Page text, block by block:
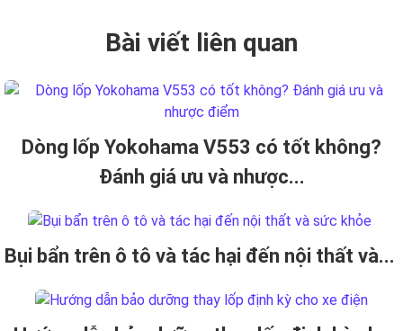
Bài viết liên quan
Dòng lốp Yokohama V553 có tốt không?
Đánh giá ưu và nhược...
Bụi bẩn trên ô tô và tác hại đến nội thất và...